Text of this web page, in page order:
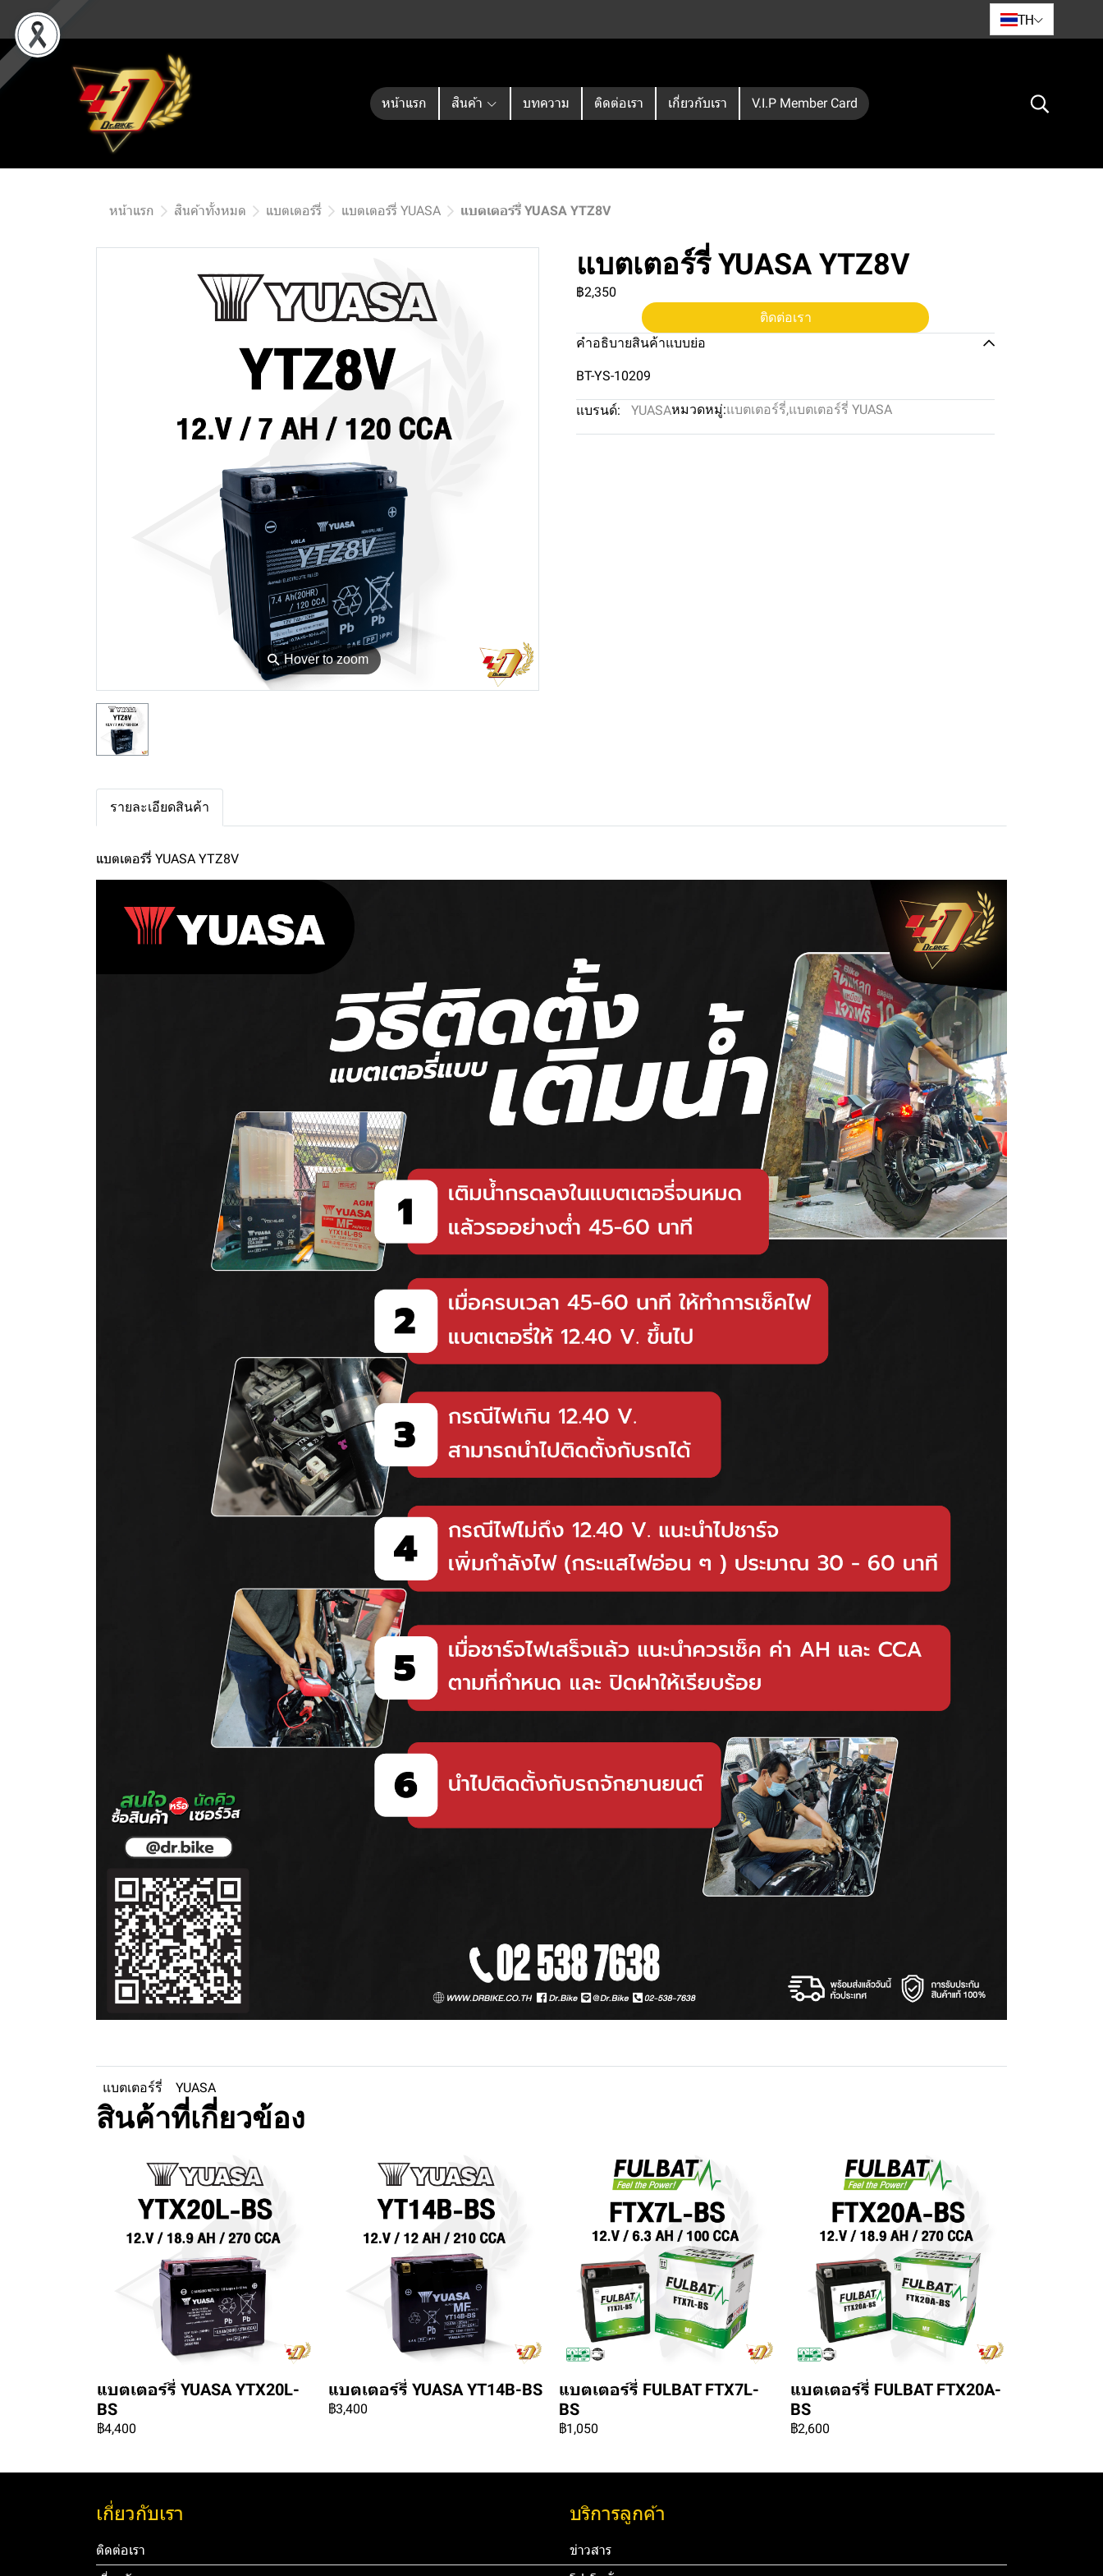
TH
หน้าแรก สินค้า บทความ ติดต่อเรา เกี่ยวกับเรา V.I.P Member Card
หน้าแรก สินค้าทั้งหมด แบตเตอร์รี่ แบตเตอร์รี่ YUASA แบตเตอร์รี่ YUASA YTZ8V
⚲Hover to zoom
แบตเตอร์รี่ YUASA YTZ8V
฿2,350
ติดต่อเรา
คำอธิบายสินค้าแบบย่อ
BT-YS-10209
แบรนด์: YUASAหมวดหมู่:แบตเตอร์รี่,แบตเตอร์รี่ YUASA
รายละเอียดสินค้า
แบตเตอร์รี่ YUASA YTZ8V
แบตเตอร์รี่ YUASA
สินค้าที่เกี่ยวข้อง
แบตเตอร์รี่ YUASA YTX20L-
BS
฿4,400
แบตเตอร์รี่ YUASA YT14B-BS
฿3,400
แบตเตอร์รี่ FULBAT FTX7L-
BS
฿1,050
แบตเตอร์รี่ FULBAT FTX20A-
BS
฿2,600
เกี่ยวกับเรา
ติดต่อเรา
บริการลูกค้า
ข่าวสาร